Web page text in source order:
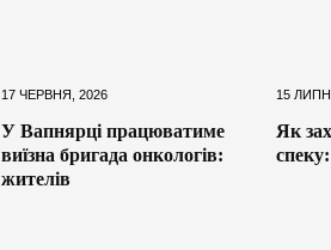
17 ЧЕРВНЯ, 2026
У Вапнярці працюватиме
виїзна бригада онкологів:
жителів
15
Як